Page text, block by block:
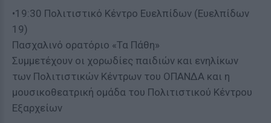
•19:30 Πολιτιστικό Κέντρο Ευελπίδων (Ευελπίδων
19)
Πασχαλινό ορατόριο «Τα Πάθη»
Συμμετέχουν οι χορωδίες παιδιών και ενηλίκων
των Πολιτιστικών Κέντρων του ΟΠΑΝΔΑ και η
μουσικοθεατρική ομάδα του Πολιτιστικού Κέντρου
Εξαρχείων